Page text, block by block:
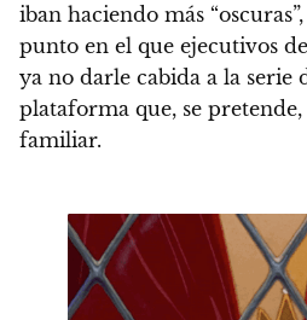
iban haciendo más
punto en el que ejecutivos
ya no darle cabida a la serie
plataforma que, se pretende,
familiar.